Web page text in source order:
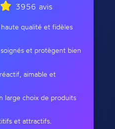
3956 avis
qualité et fidèles
et protègent bien
aimable et
large choix de produits
et attractifs.